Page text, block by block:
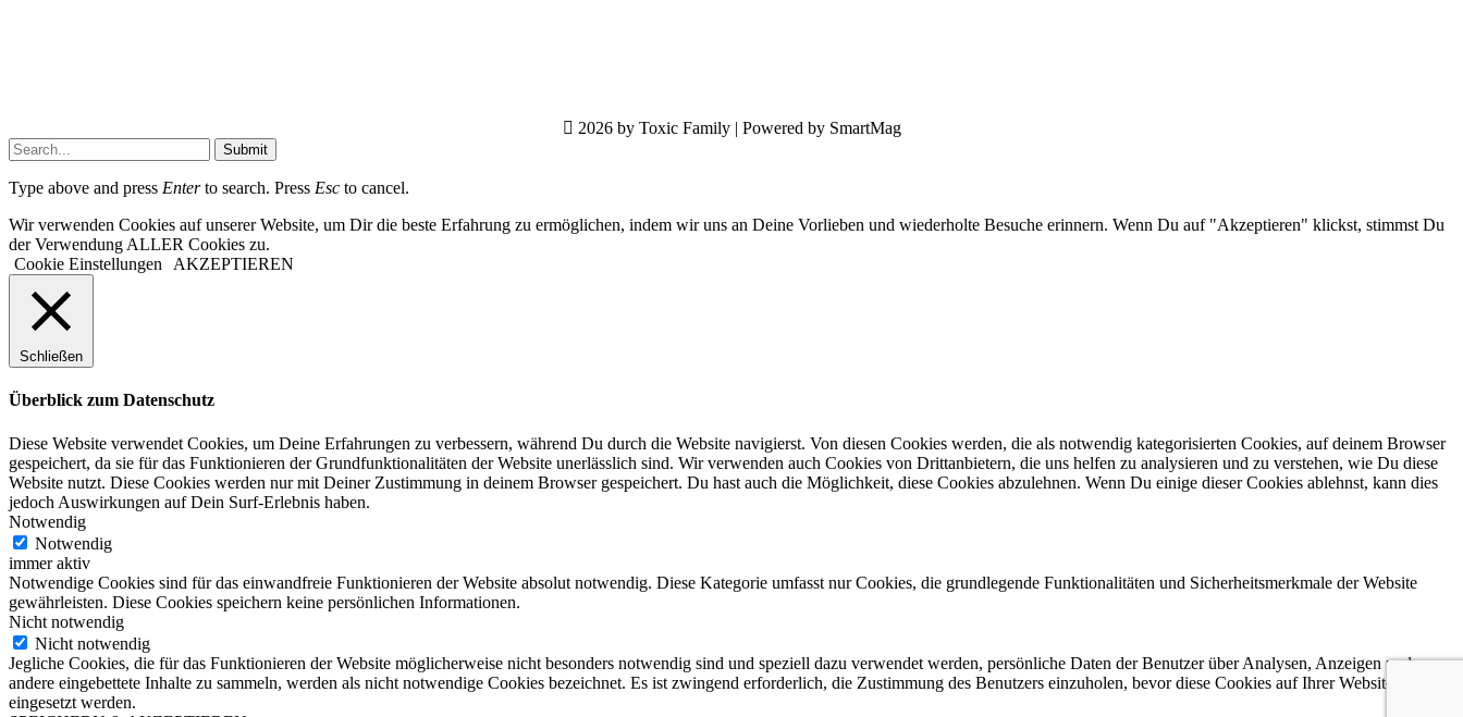
2026 by Toxic Family | Powered by SmartMag
Submit
Type above and press Enterto search. Press Esc to cancel.
Wir verwenden Cookies auf unserer Website, um Dir die beste Erfahrung zu ermöglichen, indem wir uns an Deine Vorlieben und wiederholte Besuche erinnern. Wenn Du auf "Akzeptieren" klickst, stimmst Du
der Verwendung ALLER Cookies zu.
Cookie Einstellungen
AKZEPTIEREN
Schließen
Überblick zum Datenschutz
Diese Website verwendet Cookies, um Deine Erfahrungen zu verbessern, während Du durch die Website navigierst. Von diesen Cookies werden, die als notwendig kategorisierten Cookies, auf deinem Browser
gespeichert, da sie für das Funktionieren der Grundfunktionalitäten der Website unerlässlich sind. Wir verwenden auch Cookies von Drittanbietern, die uns helfen zu analysieren und zu verstehen, wie Du diese
Website nutzt. Diese Cookies werden nur mit Deiner Zustimmung in deinem Browser gespeichert. Du hast auch die Möglichkeit, diese Cookies abzulehnen. Wenn Du einige dieser Cookies ablehnst, kann dies
jedoch Auswirkungen auf Dein Surf-Erlebnis haben.
Notwendig
Notwendig
immer aktiv
Notwendige Cookies sind für das einwandfreie Funktionieren der Website absolut notwendig. Diese Kategorie umfasst nur Cookies, die grundlegende Funktionalitäten und Sicherheitsmerkmale der Website
gewährleisten. Diese Cookies speichern keine persönlichen Informationen.
Nicht notwendig
Nicht notwendig
Jegliche Cookies, die für das Funktionieren der Website möglicherweise nicht besonders notwendig sind und speziell dazu verwendet werden, persönliche Daten der Benutzer über Analysen, Anzeigen und
andere eingebettete Inhalte zu sammeln, werden als nicht notwendige Cookies bezeichnet. Es ist zwingend erforderlich, die Zustimmung des Benutzers einzuholen, bevor diese Cookies auf Ihrer Website
eingesetzt werden.